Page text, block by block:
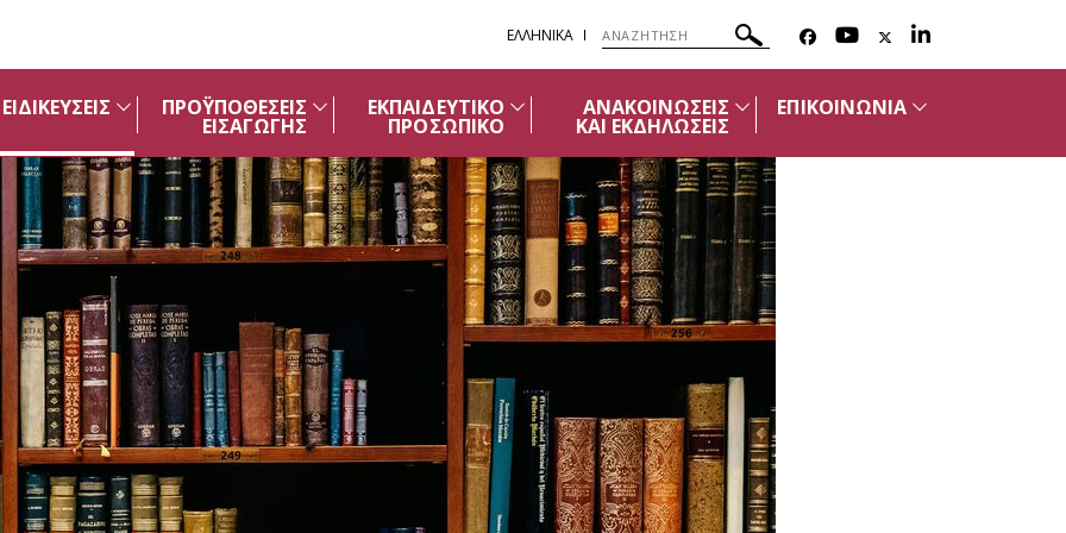
ΕΛΛΗΝΙΚΑ
ΕΙΔΙΚΕΥΣΕΙΣ ΠΡΟΫΠΟΘΕΣΕΙΣ
ΕΙΣΑΓΩΓΗΣ
ΕΚΠΑΙΔΕΥΤΙΚΟ
ΠΡΟΣΩΠΙΚΟ
ΑΝΑΚΟΙΝΩΣΕΙΣ
ΚΑΙ ΕΚΔΗΛΩΣΕΙΣ
ΕΠΙΚΟΙΝΩΝΙΑ